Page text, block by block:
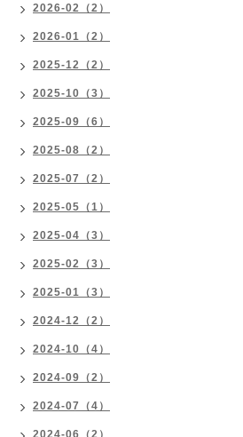
2026-02（2）
2026-01（2）
2025-12（2）
2025-10（3）
2025-09（6）
2025-08（2）
2025-07（2）
2025-05（1）
2025-04（3）
2025-02（3）
2025-01（3）
2024-12（2）
2024-10（4）
2024-09（2）
2024-07（4）
2024-06（2）